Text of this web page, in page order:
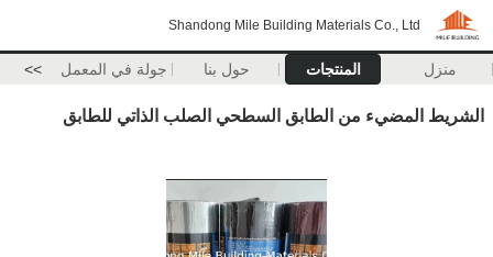
Shandong Mile Building Materials Co., Ltd
منزل المنتجات حول بنا جولة في المعمل >>
الشريط المضيء من الطابق السطحي الصلب الذاتي للطابق